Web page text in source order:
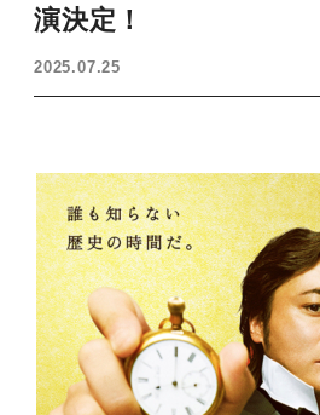
演決定！
2025.07.25